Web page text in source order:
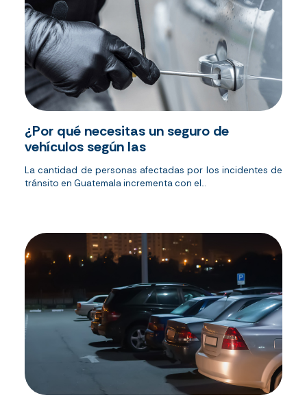
¿Por qué necesitas un seguro de
vehículos según las
La cantidad de personas afectadas por los incidentes de
tránsito en Guatemala incrementa con el...